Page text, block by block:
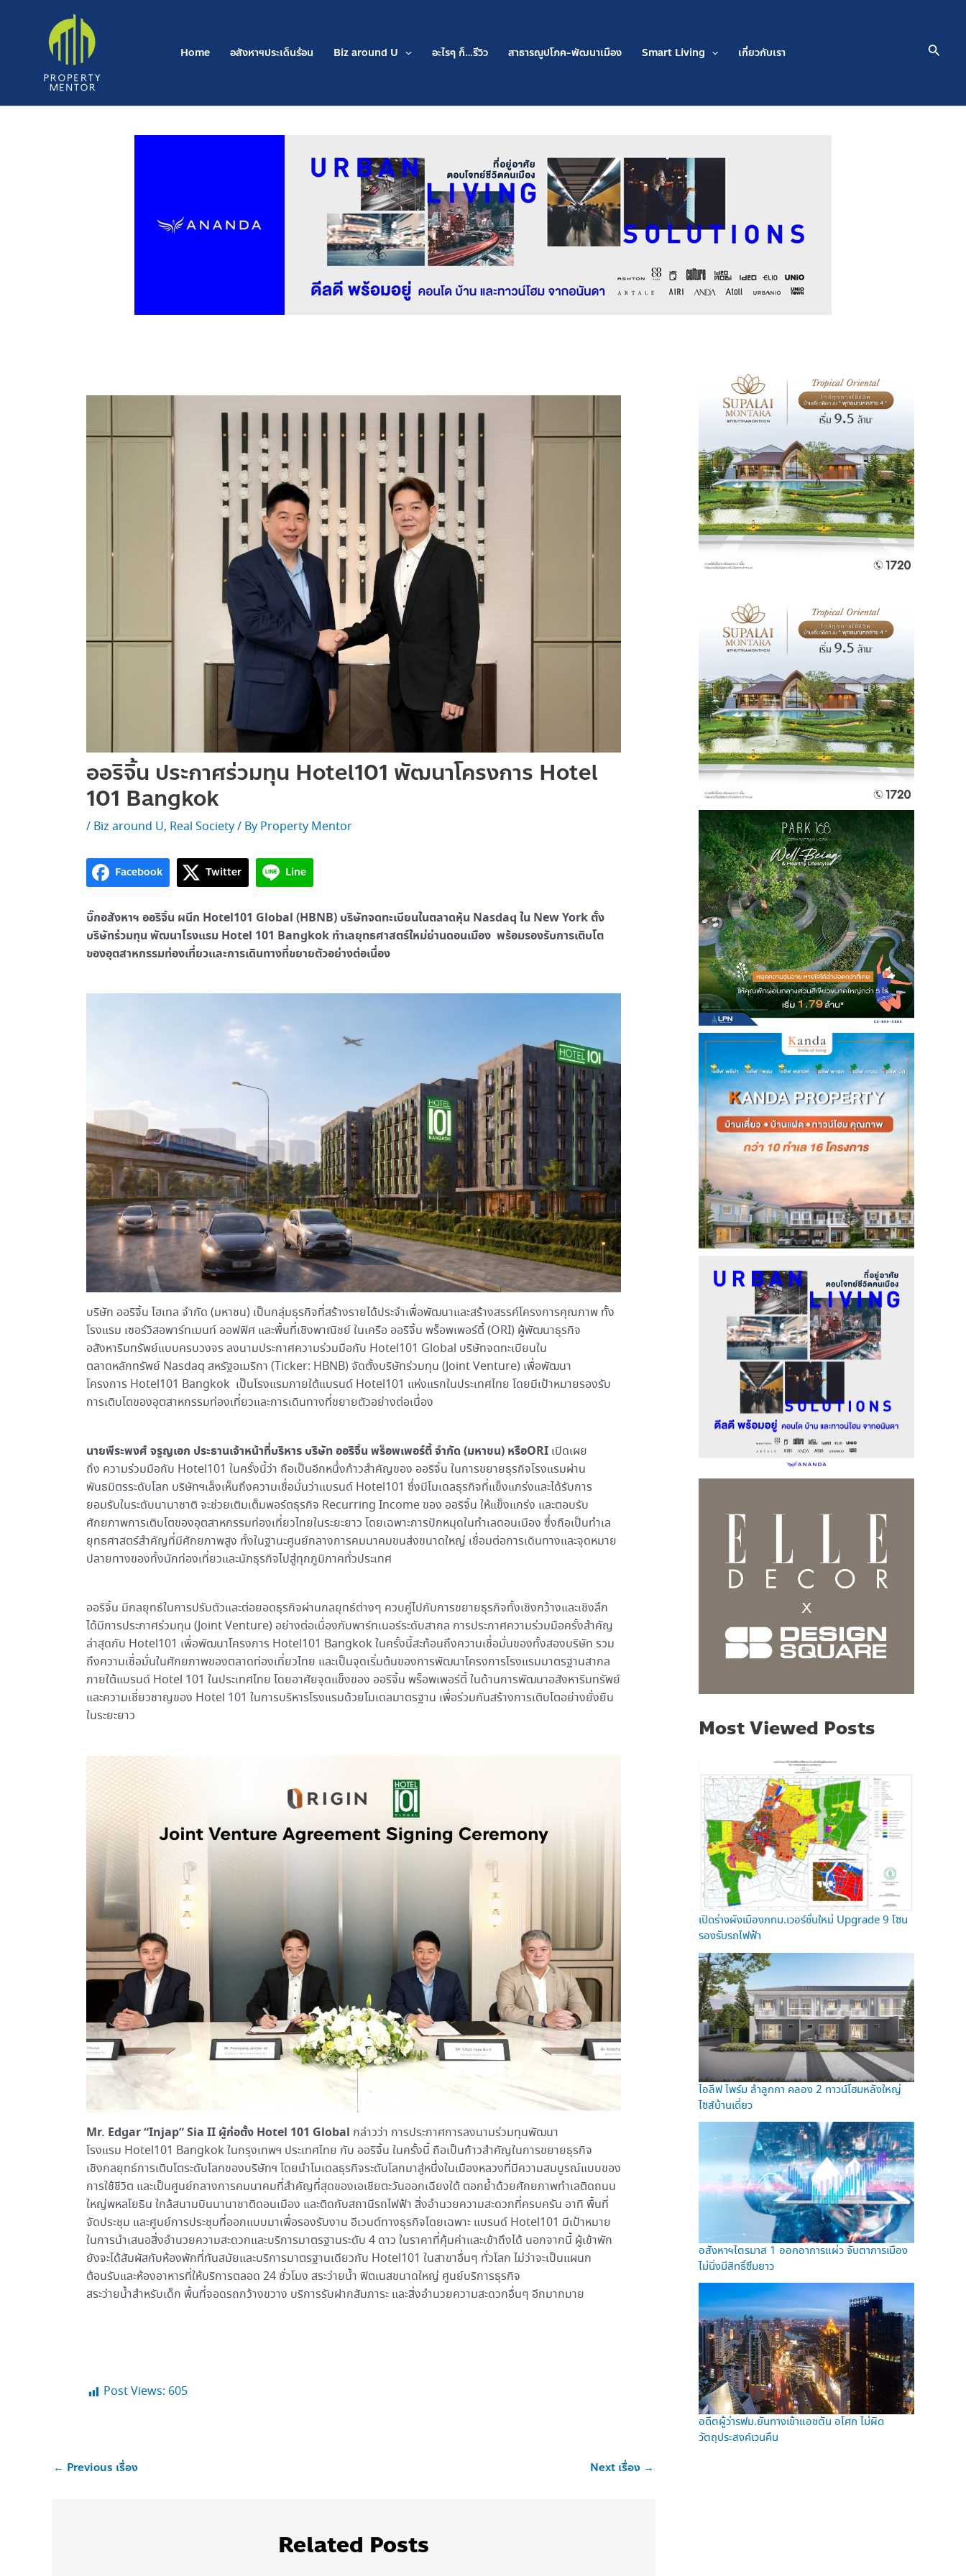
Home อสังหาฯประเด็นร้อน Biz around U อะไรๆ ก็…รีวิว สาธารณูปโภค-พัฒนาเมือง Smart Living เกี่ยวกับเรา
ออริจิ้น ประกาศร่วมทุน Hotel101 พัฒนาโครงการ Hotel
101 Bangkok
/ Biz around U, Real Society/ By Property Mentor
Facebook Twitter Line
บิ๊กอสังหาฯ ออริจิ้น ผนึก Hotel101 Global (HBNB) บริษัทจดทะเบียนในตลาดหุ้น Nasdaq ใน New York ตั้ง
บริษัทร่วมทุน พัฒนาโรงแรม Hotel 101 Bangkok ทำเลยุทธศาสตร์ใหม่ย่านดอนเมือง พร้อมรองรับการเติบโต
ของอุตสาหกรรมท่องเที่ยวและการเดินทางที่ขยายตัวอย่างต่อเนื่อง
บริษัท ออริจิ้น โฮเทล จำกัด (มหาชน) เป็นกลุ่มธุรกิจที่สร้างรายได้ประจำเพื่อพัฒนาและสร้างสรรค์โครงการคุณภาพ ทั้ง
โรงแรม เซอร์วิสอพาร์ทเมนท์ ออฟฟิศ และพื้นที่เชิงพาณิชย์ ในเครือ ออริจิ้น พร็อพเพอร์ตี้ (ORI) ผู้พัฒนาธุรกิจ
อสังหาริมทรัพย์แบบครบวงจร ลงนามประกาศความร่วมมือกับ Hotel101 Global บริษัทจดทะเบียนใน
ตลาดหลักทรัพย์ Nasdaq สหรัฐอเมริกา (Ticker: HBNB) จัดตั้งบริษัทร่วมทุน (Joint Venture) เพื่อพัฒนา
โครงการ Hotel101 Bangkok เป็นโรงแรมภายใต้แบรนด์ Hotel101 แห่งแรกในประเทศไทย โดยมีเป้าหมายรองรับ
การเติบโตของอุตสาหกรรมท่องเที่ยวและการเดินทางที่ขยายตัวอย่างต่อเนื่อง
นายพีระพงศ์ จรูญเอก ประธานเจ้าหน้าที่บริหาร บริษัท ออริจิ้น พร็อพเพอร์ตี้ จำกัด (มหาชน) หรือORI เปิดเผย
ถึง ความร่วมมือกับ Hotel101 ในครั้งนี้ว่า ถือเป็นอีกหนึ่งก้าวสำคัญของ ออริจิ้น ในการขยายธุรกิจโรงแรมผ่าน
พันธมิตรระดับโลก บริษัทฯเล็งเห็นถึงความเชื่อมั่นว่าแบรนด์ Hotel101 ซึ่งมีโมเดลธุรกิจที่แข็งแกร่งและได้รับการ
ยอมรับในระดับนานาชาติ จะช่วยเติมเต็มพอร์ตธุรกิจ Recurring Income ของ ออริจิ้น ให้แข็งแกร่ง และตอบรับ
ศักยภาพการเติบโตของอุตสาหกรรมท่องเที่ยวไทยในระยะยาว โดยเฉพาะการปักหมุดในทำเลดอนเมือง ซึ่งถือเป็นทำเล
ยุทธศาสตร์สำคัญที่มีศักยภาพสูง ทั้งในฐานะศูนย์กลางการคมนาคมขนส่งขนาดใหญ่ เชื่อมต่อการเดินทางและจุดหมาย
ปลายทางของทั้งนักท่องเที่ยวและนักธุรกิจไปสู่ทุกภูมิภาคทั่วประเทศ
ออริจิ้น มีกลยุทธ์ในการปรับตัวและต่อยอดธุรกิจผ่านกลยุทธ์ต่างๆ ควบคู่ไปกับการขยายธุรกิจทั้งเชิงกว้างและเชิงลึก
ได้มีการประกาศร่วมทุน (Joint Venture) อย่างต่อเนื่องกับพาร์ทเนอร์ระดับสากล การประกาศความร่วมมือครั้งสำคัญ
ล่าสุดกับ Hotel101 เพื่อพัฒนาโครงการ Hotel101 Bangkok ในครั้งนี้สะท้อนถึงความเชื่อมั่นของทั้งสองบริษัท รวม
ถึงความเชื่อมั่นในศักยภาพของตลาดท่องเที่ยวไทย และเป็นจุดเริ่มต้นของการพัฒนาโครงการโรงแรมมาตรฐานสากล
ภายใต้แบรนด์ Hotel 101 ในประเทศไทย โดยอาศัยจุดแข็งของ ออริจิ้น พร็อพเพอร์ตี้ ในด้านการพัฒนาอสังหาริมทรัพย์
และความเชี่ยวชาญของ Hotel 101 ในการบริหารโรงแรมด้วยโมเดลมาตรฐาน เพื่อร่วมกันสร้างการเติบโตอย่างยั่งยืน
ในระยะยาว
Mr. Edgar “Injap” Sia II ผู้ก่อตั้ง Hotel 101 Global กล่าวว่า การประกาศการลงนามร่วมทุนพัฒนา
โรงแรม Hotel101 Bangkok ในกรุงเทพฯ ประเทศไทย กับ ออริจิ้น ในครั้งนี้ ถือเป็นก้าวสำคัญในการขยายธุรกิจ
เชิงกลยุทธ์การเติบโตระดับโลกของบริษัทฯ โดยนำโมเดลธุรกิจระดับโลกมาสู่หนึ่งในเมืองหลวงที่มีความสมบูรณ์แบบของ
การใช้ชีวิต และเป็นศูนย์กลางการคมนาคมที่สำคัญที่สุดของเอเชียตะวันออกเฉียงใต้ ตอกย้ำด้วยศักยภาพทำเลติดถนน
ใหญ่พหลโยธิน ใกล้สนามบินนานาชาติดอนเมือง และติดกับสถานีรถไฟฟ้า สิ่งอำนวยความสะดวกที่ครบครัน อาทิ พื้นที่
จัดประชุม และศูนย์การประชุมที่ออกแบบมาเพื่อรองรับงาน อีเวนต์ทางธุรกิจโดยเฉพาะ แบรนด์ Hotel101 มีเป้าหมาย
ในการนำเสนอสิ่งอำนวยความสะดวกและบริการมาตรฐานระดับ 4 ดาว ในราคาที่คุ้มค่าและเข้าถึงได้ นอกจากนี้ ผู้เข้าพัก
ยังจะได้สัมผัสกับห้องพักที่ทันสมัยและบริการมาตรฐานเดียวกับ Hotel101 ในสาขาอื่นๆ ทั่วโลก ไม่ว่าจะเป็นแผนก
ต้อนรับและห้องอาหารที่ให้บริการตลอด 24 ชั่วโมง สระว่ายน้ำ ฟิตเนสขนาดใหญ่ ศูนย์บริการธุรกิจ
สระว่ายน้ำสำหรับเด็ก พื้นที่จอดรถกว้างขวาง บริการรับฝากสัมภาระ และสิ่งอำนวยความสะดวกอื่นๆ อีกมากมาย
Post Views: 605
navigation
← Previous เรื่อง Next เรื่อง →
Related Posts
Most Viewed Posts
เปิดร่างผังเมืองกทม.เวอร์ชั่นใหม่ Upgrade 9 โซน
รองรับรถไฟฟ้า
ไอลีฟ ไพร์ม ลำลูกกา คลอง 2 ทาวน์โฮมหลังใหญ่
ไซส์บ้านเดี่ยว
อสังหาฯไตรมาส 1 ออกอาการแผ่ว จับตาการเมือง
ไม่นิ่งมีสิทธิ์ซึมยาว
อดีตผู้ว่ารฟม.ยันทางเข้าแอชตัน อโศก ไม่ผิด
วัตถุประสงค์เวนคืน